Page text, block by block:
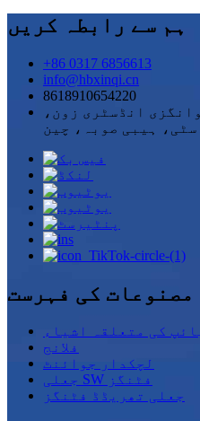
ہم سے رابطہ کریں
+86 0317 6856613
info@hbxinqi.cn
8618910654220
انڈسٹری زون،
ہیبی صوبہ، چین
مصنوعات کی فہرست
کی متعلقہ اشیاء
فلانج
لچکدار جوائنٹ
جعلی SW فٹنگز
جعلی تھریڈڈ فٹنگز